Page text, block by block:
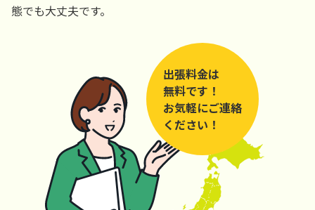
態でも大丈夫です。
出張料金は
無料です！
お気軽にご連絡
ください！